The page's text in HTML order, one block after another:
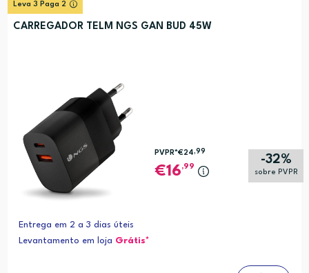
Leva 3 Paga 2
CARREGADOR TELM NGS GAN BUD 45W
-32%
sobre PVPR
PVPR*€24 ,99
16,99
Entrega em 2 a 3 dias úteis
Levantamento em loja Grátis*